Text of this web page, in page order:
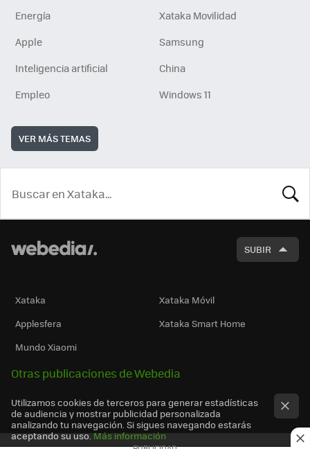
Energía
Xataka Movilidad
Apple
Samsung
Inteligencia artificial
China
Empleo
Windows 11
VER MÁS TEMAS
SUBIR
Xataka
Xataka Móvil
Applesfera
Xataka Smart Home
Mundo Xiaomi
Otras publicaciones de Webedia
Utilizamos cookies de terceros para generar estadísticas
de audiencia y mostrar publicidad personalizada
analizando tu navegación. Si sigues navegando estarás
aceptando su uso. Más información